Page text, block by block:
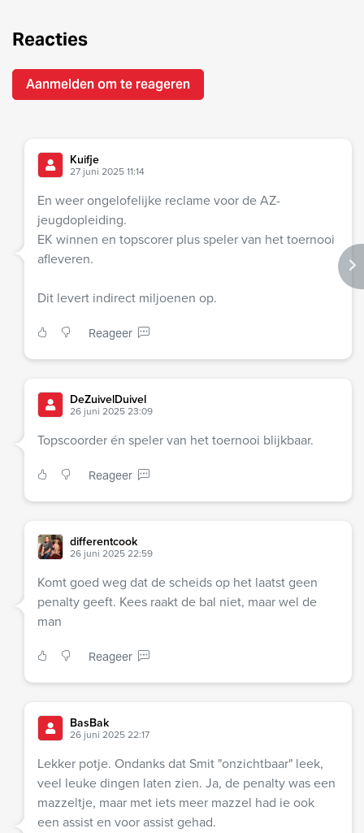
Reacties
Aanmelden om te reageren
Kuifje
27 juni 2025 11:14
En weer ongelofelijke reclame voor de AZ-
jeugdopleiding.
EK winnen en topscorer plus speler van het toernooi
afleveren.
Dit levert indirect miljoenen op.
Reageer
DeZuivelDuivel
26 juni 2025 23:09
Topscoorder én speler van het toernooi blijkbaar.
Reageer
differentcook
26 juni 2025 22:59
Komt goed weg dat de scheids op het laatst geen
penalty geeft. Kees raakt de bal niet, maar wel de
man
Reageer
BasBak
26 juni 2025 22:17
Lekker potje. Ondanks dat Smit "onzichtbaar" leek,
veel leuke dingen laten zien. Ja, de penalty was een
mazzeltje, maar met iets meer mazzel had ie ook
een assist en voor assist gehad.